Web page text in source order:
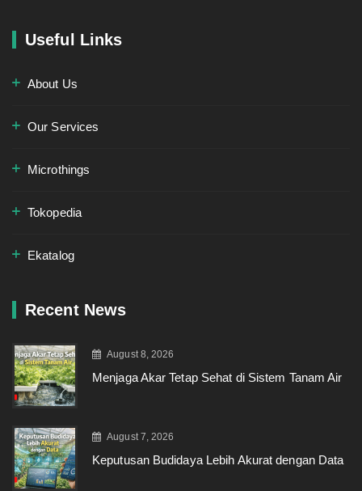
Useful Links
About Us
Our Services
Microthings
Tokopedia
Ekatalog
Recent News
August 8, 2026
Menjaga Akar Tetap Sehat di Sistem Tanam Air
August 7, 2026
Keputusan Budidaya Lebih Akurat dengan Data